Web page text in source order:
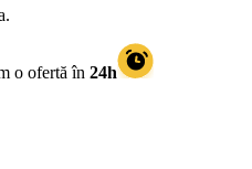
o ofertă în 24h